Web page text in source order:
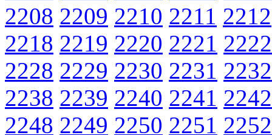
2208 2209 2210 2211 2212
2218 2219 2220 2221 2222
2228 2229 2230 2231 2232
2238 2239 2240 2241 2242
2248 2249 2250 2251 2252